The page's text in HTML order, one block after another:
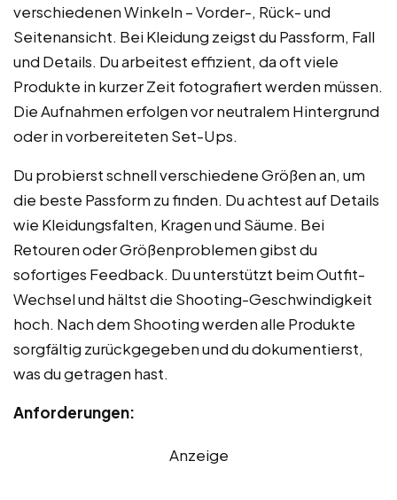
verschiedenen Winkeln – Vorder-, Rück- und
Seitenansicht. Bei Kleidung zeigst du Passform, Fall
und Details. Du arbeitest effizient, da oft viele
Produkte in kurzer Zeit fotografiert werden müssen.
Die Aufnahmen erfolgen vor neutralem Hintergrund
oder in vorbereiteten Set-Ups.
Du probierst schnell verschiedene Größen an, um
die beste Passform zu finden. Du achtest auf Details
wie Kleidungsfalten, Kragen und Säume. Bei
Retouren oder Größenproblemen gibst du
sofortiges Feedback. Du unterstützt beim Outfit-
Wechsel und hältst die Shooting-Geschwindigkeit
hoch. Nach dem Shooting werden alle Produkte
sorgfältig zurückgegeben und du dokumentierst,
was du getragen hast.
Anforderungen:
Anzeige